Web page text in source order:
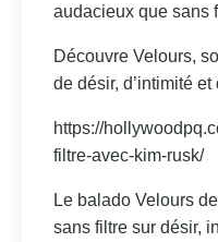
audacieux que sans
Découvre Velours,
de désir, d’intimité
https://
filtre-avec-kim-rusk/
Le balado Velours
sans filtre sur désir,